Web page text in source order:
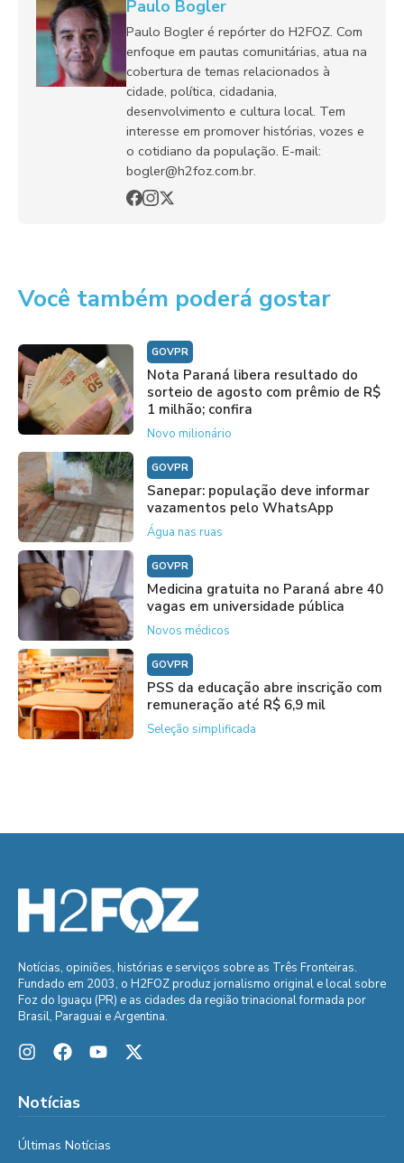
Paulo Bogler
Paulo Bogler é repórter do H2FOZ. Com
enfoque em pautas comunitárias, atua na
cobertura de temas relacionados à
cidade, política, cidadania,
desenvolvimento e cultura local. Tem
interesse em promover histórias, vozes e
o cotidiano da população. E-mail:
bogler@h2foz.com.br.
Você também poderá gostar
GOVPR
Nota Paraná libera resultado do
sorteio de agosto com prêmio de R$
1 milhão; confira
Novo milionário
GOVPR
Sanepar: população deve informar
vazamentos pelo WhatsApp
Água nas ruas
GOVPR
Medicina gratuita no Paraná abre 40
vagas em universidade pública
Novos médicos
GOVPR
PSS da educação abre inscrição com
remuneração até R$ 6,9 mil
Seleção simplificada
Notícias, opiniões, histórias e serviços sobre as Três Fronteiras.
Fundado em 2003, o H2FOZ produz jornalismo original e local sobre
Foz do Iguaçu (PR) e as cidades da região trinacional formada por
Brasil, Paraguai e Argentina.
Notícias
Últimas Notícias